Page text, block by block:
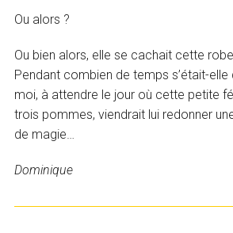
Ou alors ?
Ou bien alors, elle se cachait cette
Pendant combien de temps s’était-
moi, à attendre le jour où cette petite
trois pommes, viendrait lui redonner
de magie…
Dominique